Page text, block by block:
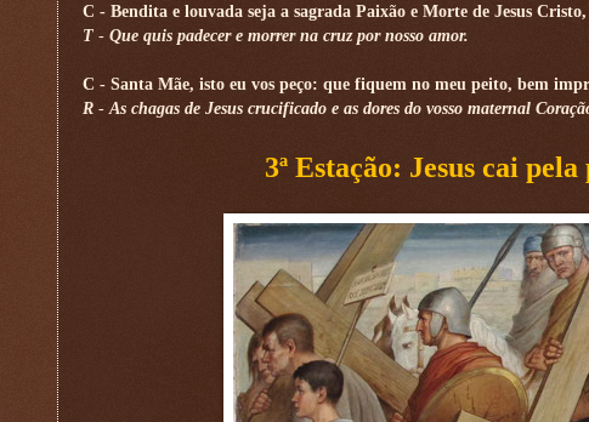
C - Bendita e louvada seja a sagrada Paixão e Morte de Jesus Cristo,
T - Que quis padecer e morrer na cruz por nosso amor.
C - Santa Mãe, isto eu vos peço: que fiquem no meu peito, bem
R - As chagas de Jesus crucificado e as dores do vosso maternal
3ª Estação: Jesus cai